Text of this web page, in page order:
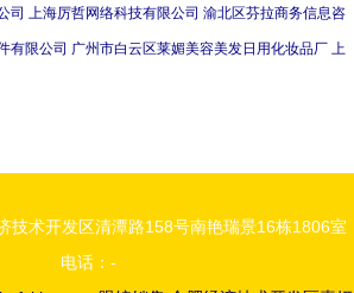
司 上海厉哲网络科技有限公司 渝北区芬拉商务信息咨
有限公司 广州市白云区莱媚美容美发日用化妆品厂 上
技术开发区清潭路158号南艳瑞景16栋1806室
电话：-